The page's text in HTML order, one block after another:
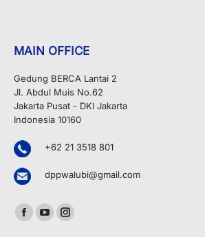
MAIN OFFICE
Gedung BERCA Lantai 2
Jl. Abdul Muis No.62
Jakarta Pusat - DKI Jakarta
Indonesia 10160
+62 21 3518 801
dppwalubi@gmail.com
Find us on:
Facebook
YouTubeInstagram